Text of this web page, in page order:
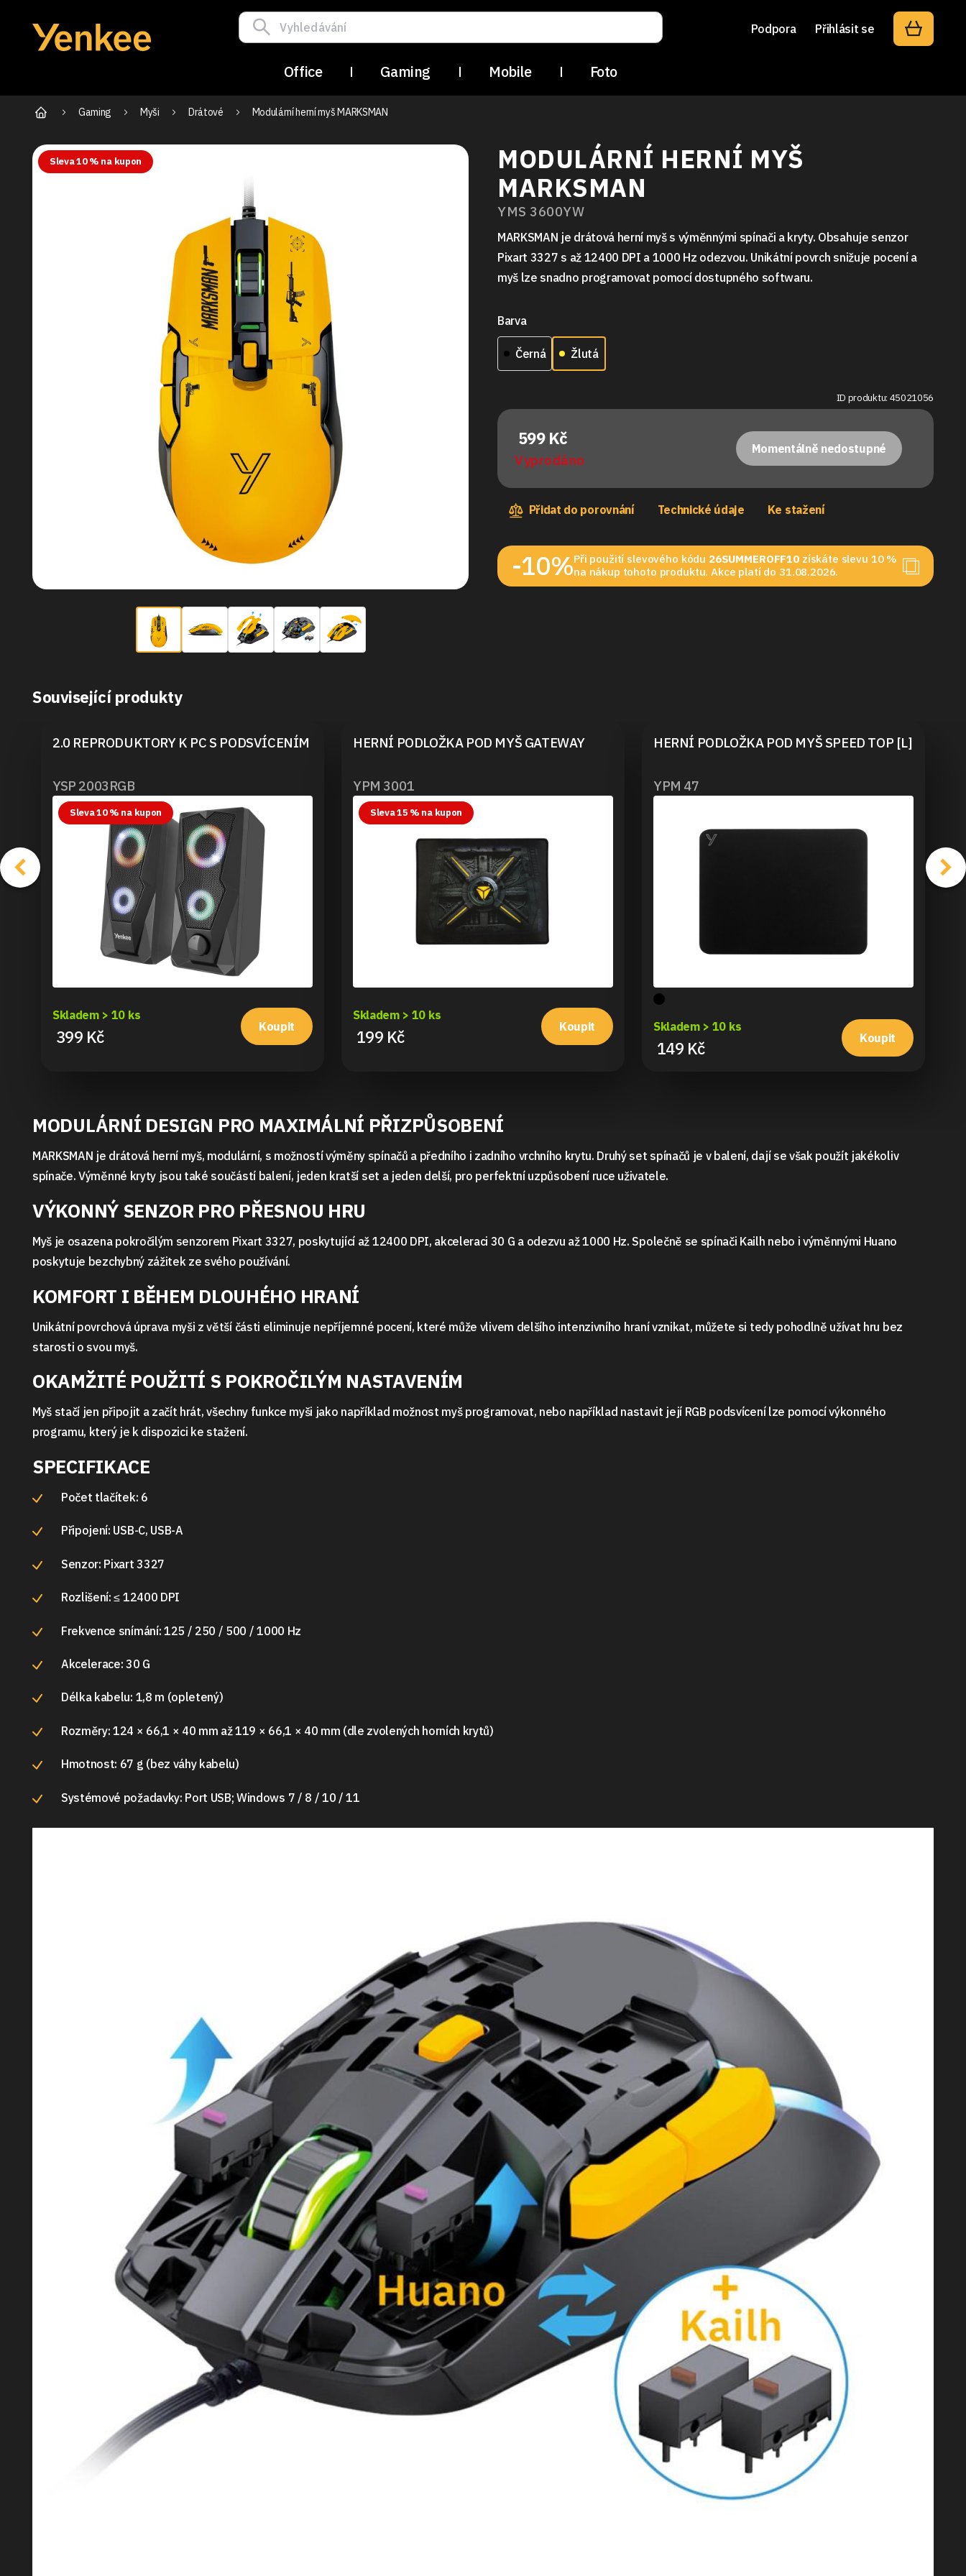
Office Gaming Mobile Foto
Podpora Přihlásit se
Gaming Myši Drátové Modulární herní myš MARKSMAN
Sleva 10 % na kupon
MODULÁRNÍ HERNÍ MYŠ
MARKSMAN
YMS 3600YW
MARKSMAN je drátová herní myš s výměnnými spínači a kryty. Obsahuje senzor
Pixart 3327 s až 12400 DPI a 1000 Hz odezvou. Unikátní povrch snižuje pocení a
myš lze snadno programovat pomocí dostupného softwaru.
Barva
Černá Žlutá
ID produktu: 45021056
599 Kč
Vyprodáno
Momentálně nedostupné
Přidat do porovnání Technické údaje Ke stažení
-10%Při použití slevového kódu 26SUMMEROFF10 získáte slevu 10 %
na nákup tohoto produktu. Akce platí do 31.08.2026.
Související produkty
2.0 REPRODUKTORY K PC S PODSVÍCENÍM
YSP 2003RGB
Sleva 10 % na kupon
Skladem > 10 ks
399 Kč Koupit
HERNÍ PODLOŽKA POD MYŠ GATEWAY
YPM 3001
Sleva 15 % na kupon
Skladem > 10 ks
199 Kč Koupit
HERNÍ PODLOŽKA POD MYŠ SPEED TOP [L]
YPM 47
Skladem > 10 ks
149 Kč Koupit
MODULÁRNÍ DESIGN PRO MAXIMÁLNÍ PŘIZPŮSOBENÍ
MARKSMAN je drátová herní myš, modulární, s možností výměny spínačů a předního i zadního vrchního krytu. Druhý set spínačů je v balení, dají se však použít jakékoliv
spínače. Výměnné kryty jsou také součástí balení, jeden kratší set a jeden delší, pro perfektní uzpůsobení ruce uživatele.
VÝKONNÝ SENZOR PRO PŘESNOU HRU
Myš je osazena pokročilým senzorem Pixart 3327, poskytující až 12400 DPI, akceleraci 30 G a odezvu až 1000 Hz. Společně se spínači Kailh nebo i výměnnými Huano
poskytuje bezchybný zážitek ze svého používání.
KOMFORT I BĚHEM DLOUHÉHO HRANÍ
Unikátní povrchová úprava myši z větší části eliminuje nepříjemné pocení, které může vlivem delšího intenzivního hraní vznikat, můžete si tedy pohodlně užívat hru bez
starosti o svou myš.
OKAMŽITÉ POUŽITÍ S POKROČILÝM NASTAVENÍM
Myš stačí jen připojit a začít hrát, všechny funkce myši jako například možnost myš programovat, nebo například nastavit její RGB podsvícení lze pomocí výkonného
programu, který je k dispozici ke stažení.
SPECIFIKACE
Počet tlačítek: 6
Připojení: USB-C, USB-A
Senzor: Pixart 3327
Rozlišení: ≤ 12400 DPI
Frekvence snímání: 125 / 250 / 500 / 1000 Hz
Akcelerace: 30 G
Délka kabelu: 1,8 m (opletený)
Rozměry: 124 × 66,1 × 40 mm až 119 × 66,1 × 40 mm (dle zvolených horních krytů)
Hmotnost: 67 g (bez váhy kabelu)
Systémové požadavky: Port USB; Windows 7 / 8 / 10 / 11